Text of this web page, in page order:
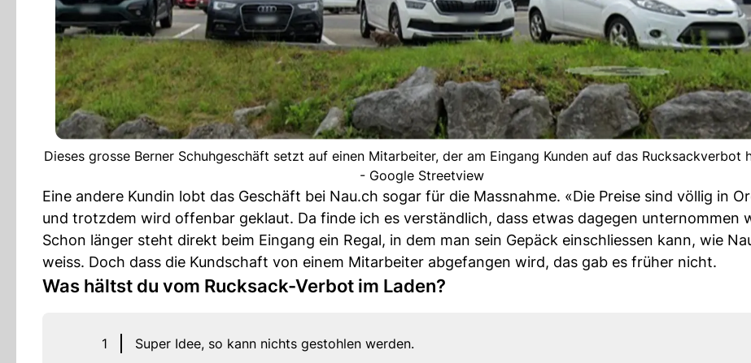
Dieses grosse Berner Schuhgeschäft setzt auf einen Mitarbeiter, der am Eingang Kunden auf das Rucksackverbot
- Google Streetview
Eine andere Kundin lobt das Geschäft bei Nau.ch sogar für die Massnahme. «Die Preise sind völlig in
und trotzdem wird offenbar geklaut. Da finde ich es verständlich, dass etwas dagegen unternommen
Schon länger steht direkt beim Eingang ein Regal, in dem man sein Gepäck einschliessen kann, wie
weiss. Doch dass die Kundschaft von einem Mitarbeiter abgefangen wird, das gab es früher nicht.
Was hältst du vom Rucksack-Verbot im Laden?
1 Super Idee, so kann nichts gestohlen werden.